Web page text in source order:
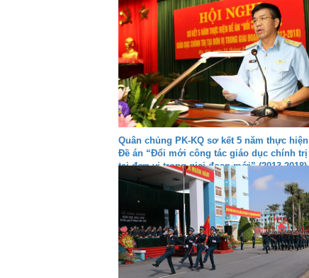
Quân chủng PK-KQ sơ kết 5 năm thực hiện
Đề án “Đổi mới công tác giáo dục chính trị
tại đơn vị trong giai đoạn mới” (2013-2018)